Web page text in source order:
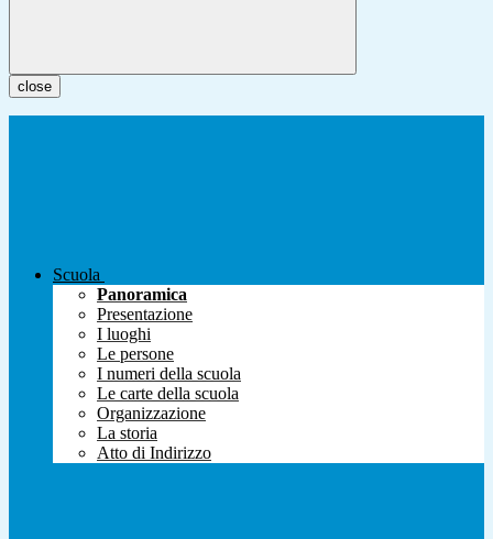
close
Scuola
Panoramica
Presentazione
I luoghi
Le persone
I numeri della scuola
Le carte della scuola
Organizzazione
La storia
Atto di Indirizzo